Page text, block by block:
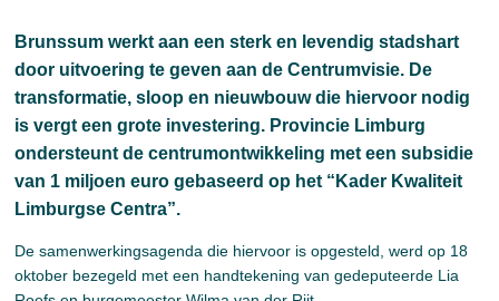
Brunssum werkt aan een sterk en levendig stadshart
door uitvoering te geven aan de Centrumvisie. De
transformatie, sloop en nieuwbouw die hiervoor nodig
is vergt een grote investering. Provincie Limburg
ondersteunt de centrumontwikkeling met een subsidie
van 1 miljoen euro gebaseerd op het “Kader Kwaliteit
Limburgse Centra”.
De samenwerkingsagenda die hiervoor is opgesteld, werd op 18
oktober bezegeld met een handtekening van gedeputeerde Lia